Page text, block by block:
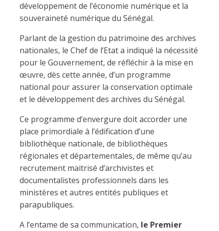
développement de l’économie numérique et la
souveraineté numérique du Sénégal.
Parlant de la gestion du patrimoine des archives
nationales, le Chef de l’Etat a indiqué la nécessité
pour le Gouvernement, de réfléchir à la mise en
œuvre, dès cette année, d’un programme
national pour assurer la conservation optimale
et le développement des archives du Sénégal.
Ce programme d’envergure doit accorder une
place primordiale à l’édification d’une
bibliothèque nationale, de bibliothèques
régionales et départementales, de même qu’au
recrutement maitrisé d’archivistes et
documentalistes professionnels dans les
ministères et autres entités publiques et
parapubliques.
A l’entame de sa communication, le Premier